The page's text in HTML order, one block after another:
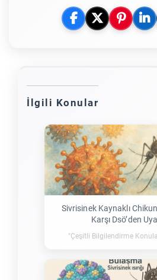
İlgili Konular
Sivrisinek Kaynaklı
Karşı Dsö’den
"Çeşitli Bilgilendirme